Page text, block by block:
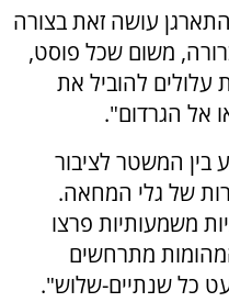
עושה זאת בצורה
משום שכל פוסט,
להוביל את
אל הגרדום".
בין המשטר לציבור
של גלי המחאה.
משמעותיות פרצו
מתרחשים
כל שנתיים-שלוש".